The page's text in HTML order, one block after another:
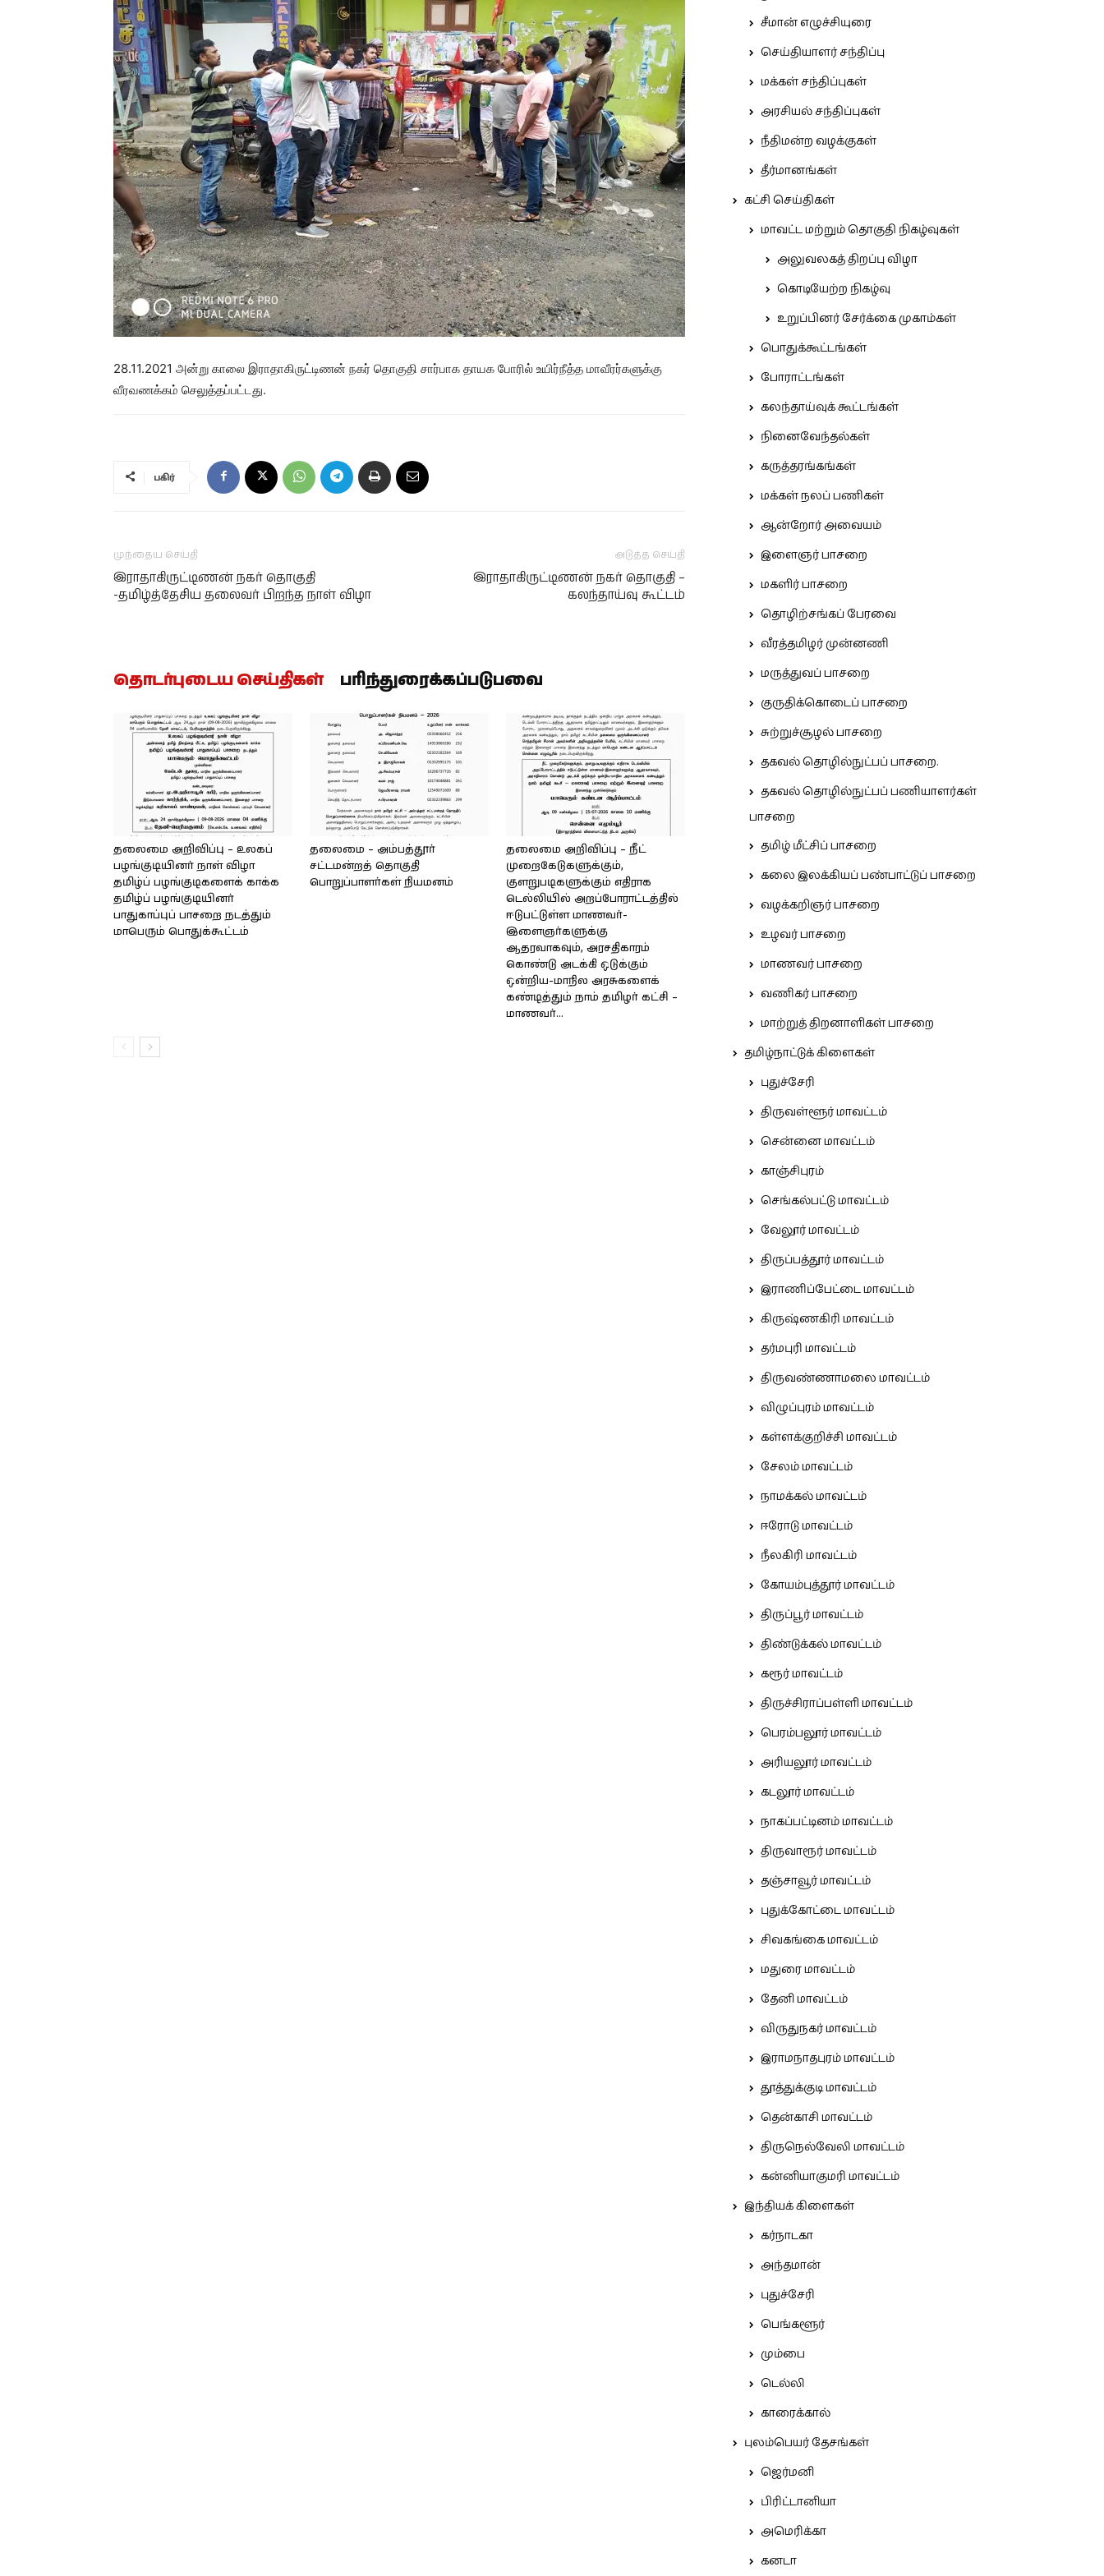
28.11.2021 அன்று காலை இராதாகிருட்டிணன் நகர் தொகுதி சார்பாக தாயக போரில் உயிர்நீத்த மாவீரர்களுக்கு
வீரவணக்கம் செலுத்தப்பட்டது.
பகிர்
முந்தைய செய்தி
இராதாகிருட்டிணன் நகர் தொகுதி
-தமிழ்த்தேசிய தலைவர் பிறந்த நாள் விழா
அடுத்த செய்தி
இராதாகிருட்டிணன் நகர் தொகுதி –
கலந்தாய்வு கூட்டம்
தொடர்புடைய செய்திகள் பரிந்துரைக்கப்படுபவை
தலைமை அறிவிப்பு – உலகப்
பழங்குடியினர் நாள் விழா
தமிழ்ப் பழங்குடிகளைக் காக்க
தமிழ்ப் பழங்குடியினர்
பாதுகாப்புப் பாசறை நடத்தும்
மாபெரும் பொதுக்கூட்டம்
தலைமை – அம்பத்தூர்
சட்டமன்றத் தொகுதி
பொறுப்பாளர்கள் நியமனம்
தலைமை அறிவிப்பு – நீட்
முறைகேடுகளுக்கும்,
குளறுபடிகளுக்கும் எதிராக
டெல்லியில் அறப்போராட்டத்தில்
ஈடுபட்டுள்ள மாணவர்-
இளைஞர்களுக்கு
ஆதரவாகவும், அரசதிகாரம்
கொண்டு அடக்கி ஒடுக்கும்
ஒன்றிய-மாநில அரசுகளைக்
கண்டித்தும் நாம் தமிழர் கட்சி –
மாணவர்...
சீமான் எழுச்சியுரை
செய்தியாளர் சந்திப்பு
மக்கள் சந்திப்புகள்
அரசியல் சந்திப்புகள்
நீதிமன்ற வழக்குகள்
தீர்மானங்கள்
கட்சி செய்திகள்
மாவட்ட மற்றும் தொகுதி நிகழ்வுகள்
அலுவலகத் திறப்பு விழா
கொடியேற்ற நிகழ்வு
உறுப்பினர் சேர்க்கை முகாம்கள்
பொதுக்கூட்டங்கள்
போராட்டங்கள்
கலந்தாய்வுக் கூட்டங்கள்
நினைவேந்தல்கள்
கருத்தரங்கங்கள்
மக்கள் நலப் பணிகள்
ஆன்றோர் அவையம்
இளைஞர் பாசறை
மகளிர் பாசறை
தொழிற்சங்கப் பேரவை
வீரத்தமிழர் முன்னணி
மருத்துவப் பாசறை
குருதிக்கொடைப் பாசறை
சுற்றுச்சூழல் பாசறை
தகவல் தொழில்நுட்பப் பாசறை.
தகவல் தொழில்நுட்பப் பணியாளர்கள்
பாசறை
தமிழ் மீட்சிப் பாசறை
கலை இலக்கியப் பண்பாட்டுப் பாசறை
வழக்கறிஞர் பாசறை
உழவர் பாசறை
மாணவர் பாசறை
வணிகர் பாசறை
மாற்றுத் திறனாளிகள் பாசறை
தமிழ்நாட்டுக் கிளைகள்
புதுச்சேரி
திருவள்ளூர் மாவட்டம்
சென்னை மாவட்டம்
காஞ்சிபுரம்
செங்கல்பட்டு மாவட்டம்
வேலூர் மாவட்டம்
திருப்பத்தூர் மாவட்டம்
இராணிப்பேட்டை மாவட்டம்
கிருஷ்ணகிரி மாவட்டம்
தர்மபுரி மாவட்டம்
திருவண்ணாமலை மாவட்டம்
விழுப்புரம் மாவட்டம்
கள்ளக்குறிச்சி மாவட்டம்
சேலம் மாவட்டம்
நாமக்கல் மாவட்டம்
ஈரோடு மாவட்டம்
நீலகிரி மாவட்டம்
கோயம்புத்தூர் மாவட்டம்
திருப்பூர் மாவட்டம்
திண்டுக்கல் மாவட்டம்
கரூர் மாவட்டம்
திருச்சிராப்பள்ளி மாவட்டம்
பெரம்பலூர் மாவட்டம்
அரியலூர் மாவட்டம்
கடலூர் மாவட்டம்
நாகப்பட்டினம் மாவட்டம்
திருவாரூர் மாவட்டம்
தஞ்சாவூர் மாவட்டம்
புதுக்கோட்டை மாவட்டம்
சிவகங்கை மாவட்டம்
மதுரை மாவட்டம்
தேனி மாவட்டம்
விருதுநகர் மாவட்டம்
இராமநாதபுரம் மாவட்டம்
தூத்துக்குடி மாவட்டம்
தென்காசி மாவட்டம்
திருநெல்வேலி மாவட்டம்
கன்னியாகுமரி மாவட்டம்
இந்தியக் கிளைகள்
கர்நாடகா
அந்தமான்
புதுச்சேரி
பெங்களூர்
மும்பை
டெல்லி
காரைக்கால்
புலம்பெயர் தேசங்கள்
ஜெர்மனி
பிரிட்டானியா
அமெரிக்கா
கனடா